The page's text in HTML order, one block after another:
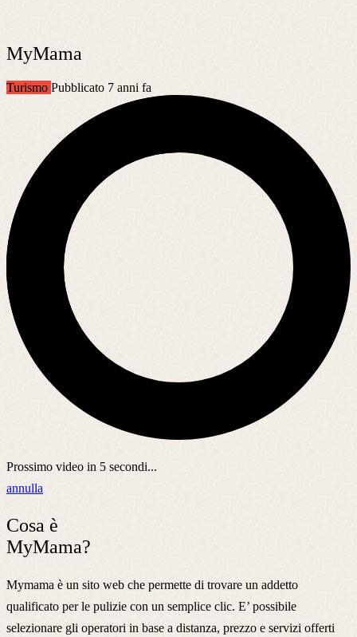
MyMama
Turismo Pubblicato 7 anni fa
Prossimo video in 5 secondi...
annulla
Cosa è
MyMama?
Mymama è un sito web che permette di trovare un addetto
qualificato per le pulizie con un semplice clic. E’ possibile
selezionare gli operatori in base a distanza, prezzo e servizi offerti